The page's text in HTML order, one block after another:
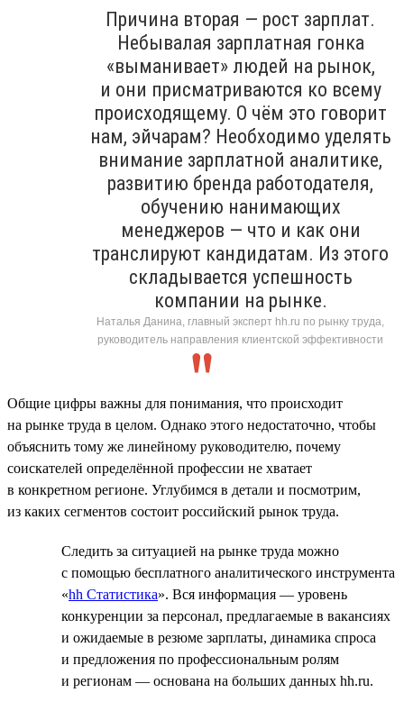
Причина вторая — рост зарплат.
Небывалая зарплатная гонка
«выманивает» людей на рынок,
и они присматриваются ко всему
происходящему. О чём это говорит
нам, эйчарам? Необходимо уделять
внимание зарплатной аналитике,
развитию бренда работодателя,
обучению нанимающих
менеджеров — что и как они
транслируют кандидатам. Из этого
складывается успешность
компании на рынке.
Наталья Данина, главный эксперт hh.ru по рынку труда,
руководитель направления клиентской эффективности
Общие цифры важны для понимания, что происходит
на рынке труда в целом. Однако этого недостаточно, чтобы
объяснить тому же линейному руководителю, почему
соискателей определённой профессии не хватает
в конкретном регионе. Углубимся в детали и посмотрим,
из каких сегментов состоит российский рынок труда.
Следить за ситуацией на рынке труда можно
с помощью бесплатного аналитического инструмента
«hh Статистика». Вся информация — уровень
конкуренции за персонал, предлагаемые в вакансиях
и ожидаемые в резюме зарплаты, динамика спроса
и предложения по профессиональным ролям
и регионам — основана на больших данных hh.ru.